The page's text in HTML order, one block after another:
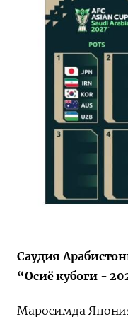
Саудия
“Осиё кубоги -
Маросимда